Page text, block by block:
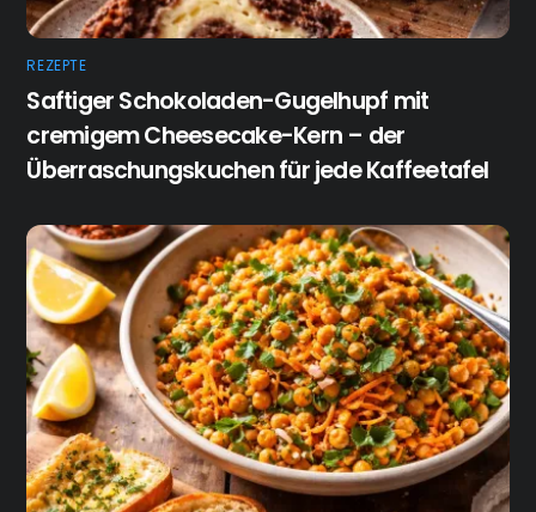
REZEPTE
Saftiger Schokoladen-Gugelhupf mit
cremigem Cheesecake-Kern – der
Überraschungskuchen für jede Kaffeetafel